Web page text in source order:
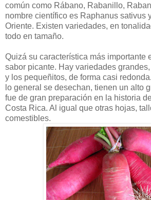
común como Rábano, Rabanillo,
nombre científico es Raphanus sativus
Oriente. Existen variedades, en
todo en tamaño.
Quizá su característica más importante
sabor picante. Hay variedades
y los pequeñitos, de forma casi
lo general se desechan, tienen un alto
fue de gran preparación en la historia
Costa Rica. Al igual que otras hojas,
comestibles.